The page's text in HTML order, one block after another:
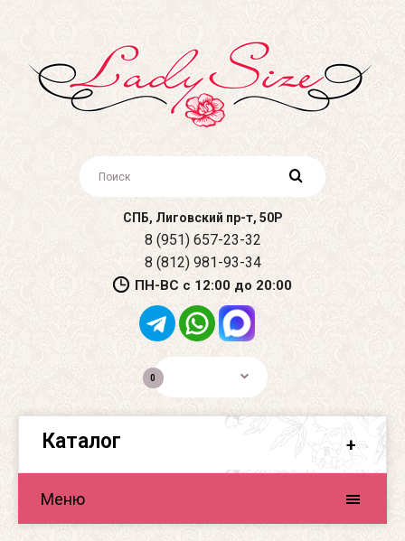
СПБ, Лиговский пр-т, 50Р
8 (951) 657-23-32
8 (812) 981-93-34
ПН-ВС с 12:00 до 20:00
0
Каталог
Меню